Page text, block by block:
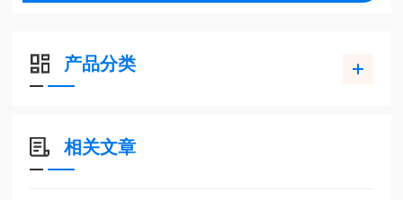
产品分类
相关文章